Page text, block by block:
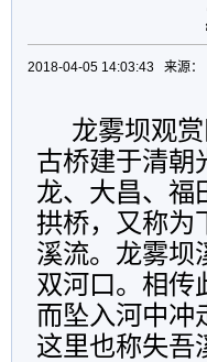
2018-04-05 14:03:43 来源：
龙雾坝观
古桥建于清朝
龙、大昌、福
拱桥，又称为
溪流。龙雾坝
双河口。相传
而坠入河中冲
这里也称失吾